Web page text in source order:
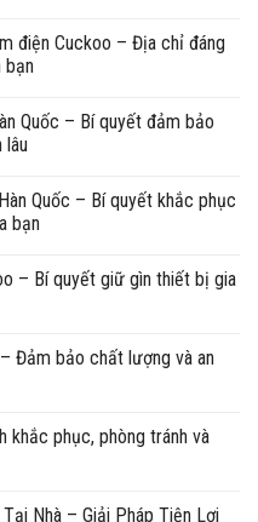
điện Cuckoo – Địa chỉ đáng
bạn
Quốc – Bí quyết đảm bảo
lâu
Quốc – Bí quyết khắc phục
bạn
– Bí quyết giữ gìn thiết bị gia
Đảm bảo chất lượng và an
khắc phục, phòng tránh và
Nhà – Giải Pháp Tiện Lợi